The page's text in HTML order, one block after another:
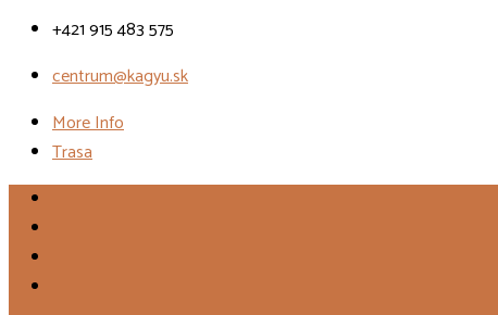
+421 915 483 575
centrum@kagyu.sk
More Info
Trasa